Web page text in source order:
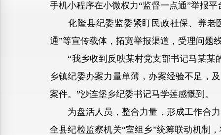
手机小程序在小微权力“监督一点通”举报
化隆县纪委监委紧盯民政社保、养老医
通”等宣传载体，拓宽举报渠道，受理问题
“我乡收到反映某村党支部书记马某某
乡镇纪委办案力量单薄，办案经验不足，
案件。”沙连堡乡纪委书记马学莲感慨到。
为盘活人员，整合力量，形成工作合力
全县纪检监察机关“室组乡”统筹联动机制